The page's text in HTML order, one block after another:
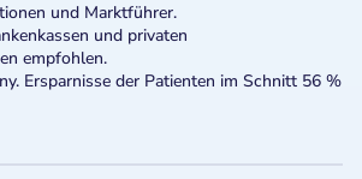
und Marktführer.
und privaten
empfohlen.
Ersparnisse der Patienten im Schnitt 56 %